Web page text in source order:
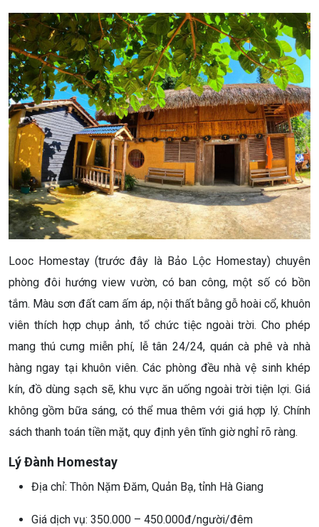
Looc Homestay (trước đây là Bảo Lộc Homestay) chuyên
phòng đôi hướng view vườn, có ban công, một số có bồn
tắm. Màu sơn đất cam ấm áp, nội thất bằng gỗ hoài cổ, khuôn
viên thích hợp chụp ảnh, tổ chức tiệc ngoài trời. Cho phép
mang thú cưng miễn phí, lễ tân 24/24, quán cà phê và nhà
hàng ngay tại khuôn viên. Các phòng đều nhà vệ sinh khép
kín, đồ dùng sạch sẽ, khu vực ăn uống ngoài trời tiện lợi. Giá
không gồm bữa sáng, có thể mua thêm với giá hợp lý. Chính
sách thanh toán tiền mặt, quy định yên tĩnh giờ nghỉ rõ ràng.
Lý Đành Homestay
Địa chỉ: Thôn Nặm Đăm, Quản Bạ, tỉnh Hà Giang
Giá dịch vụ: 350.000 – 450.000đ/người/đêm